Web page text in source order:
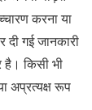
करना या
गई जानकारी
है। किसी भी
अप्रत्यक्ष रूप